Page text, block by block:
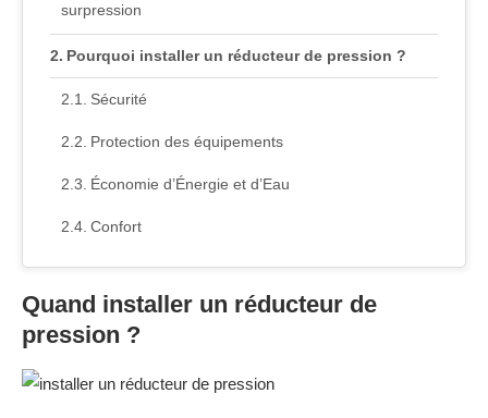
surpression
Pourquoi installer un réducteur de pression ?
Sécurité
Protection des équipements
Économie d’Énergie et d’Eau
Confort
Quand installer un réducteur de
pression ?